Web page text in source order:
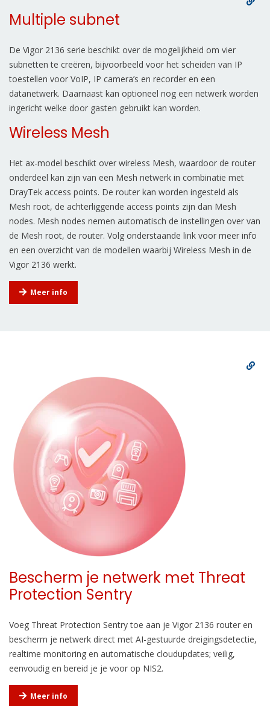
Multiple subnet
De Vigor 2136 serie beschikt over de mogelijkheid om vier
subnetten te creëren, bijvoorbeeld voor het scheiden van IP
toestellen voor VoIP, IP camera’s en recorder en een
datanetwerk. Daarnaast kan optioneel nog een netwerk worden
ingericht welke door gasten gebruikt kan worden.
Wireless Mesh
Het ax-model beschikt over wireless Mesh, waardoor de router
onderdeel kan zijn van een Mesh netwerk in combinatie met
DrayTek access points. De router kan worden ingesteld als
Mesh root, de achterliggende access points zijn dan Mesh
nodes. Mesh nodes nemen automatisch de instellingen over van
de Mesh root, de router. Volg onderstaande link voor meer info
en een overzicht van de modellen waarbij Wireless Mesh in de
Vigor 2136 werkt.
Meer info
Bescherm je netwerk met Threat
Protection Sentry
Voeg Threat Protection Sentry toe aan je Vigor 2136 router en
bescherm je netwerk direct met AI-gestuurde dreigingsdetectie,
realtime monitoring en automatische cloudupdates; veilig,
eenvoudig en bereid je je voor op NIS2.
Meer info